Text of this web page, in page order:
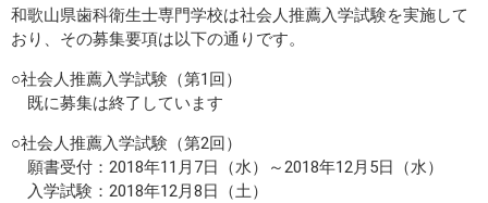
和歌山県歯科衛生士専門学校は社会人推薦入学試験を実施して
おり、その募集要項は以下の通りです。
○社会人推薦入学試験（第1回）
既に募集は終了しています
○社会人推薦入学試験（第2回）
願書受付：2018年11月7日（水）～2018年12月5日（水）
入学試験：2018年12月8日（土）